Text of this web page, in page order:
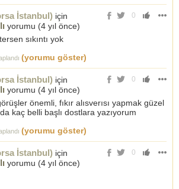
0
İstanbul) için
yorumu (4 yıl önce)
sıkıntı yok
(yorumu göster)
0
İstanbul) için
yorumu (4 yıl önce)
önemli, fıkır alısverısı yapmak güzel
kaç belli başlı dostlara yazıyorum
(yorumu göster)
0
İstanbul) için
yorumu (4 yıl önce)